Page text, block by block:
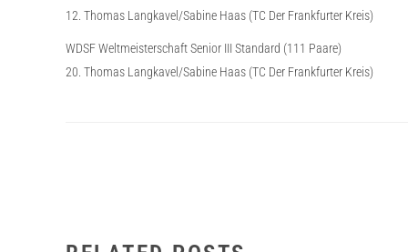
12. Thomas Langkavel/Sabine Haas (TC Der Frankfurter Kreis)
WDSF Weltmeisterschaft Senior III Standard (111 Paare)
20. Thomas Langkavel/Sabine Haas (TC Der Frankfurter Kreis)